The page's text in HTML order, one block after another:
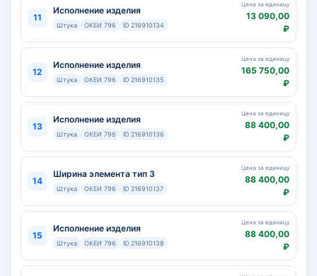
11
Исполнение изделия
Штука ОКЕИ 796 ID 216910134
Цена за единицу
13 090,00
₽
12
Исполнение изделия
Штука ОКЕИ 796 ID 216910135
Цена за единицу
165 750,00
₽
13
Исполнение изделия
Штука ОКЕИ 796 ID 216910136
Цена за единицу
88 400,00
₽
14
Ширина элемента тип 3
Штука ОКЕИ 796 ID 216910137
Цена за единицу
88 400,00
₽
15
Исполнение изделия
Штука ОКЕИ 796 ID 216910138
Цена за единицу
88 400,00
₽